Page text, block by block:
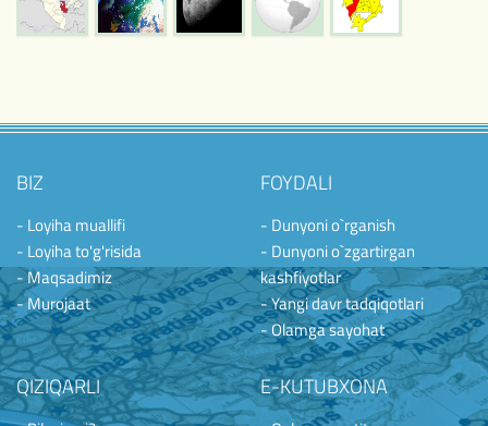
BIZ
- Loyiha muallifi
- Loyiha to'g'risida
- Maqsadimiz
- Murojaat
FOYDALI
- Dunyoni o`rganish
- Dunyoni o`zgartirgan
kashfiyotlar
- Yangi davr tadqiqotlari
- Olamga sayohat
QIZIQARLI E-KUTUBXONA